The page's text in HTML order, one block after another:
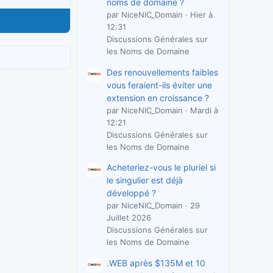
noms de domaine ?
par NiceNIC_Domain
Hier à
12:31
Discussions Générales sur
les Noms de Domaine
Des renouvellements faibles
vous feraient-ils éviter une
extension en croissance ?
par NiceNIC_Domain
Mardi à
12:21
Discussions Générales sur
les Noms de Domaine
Acheteriez-vous le pluriel si
le singulier est déjà
développé ?
par NiceNIC_Domain
29
Juillet 2026
Discussions Générales sur
les Noms de Domaine
.WEB après $135M et 10